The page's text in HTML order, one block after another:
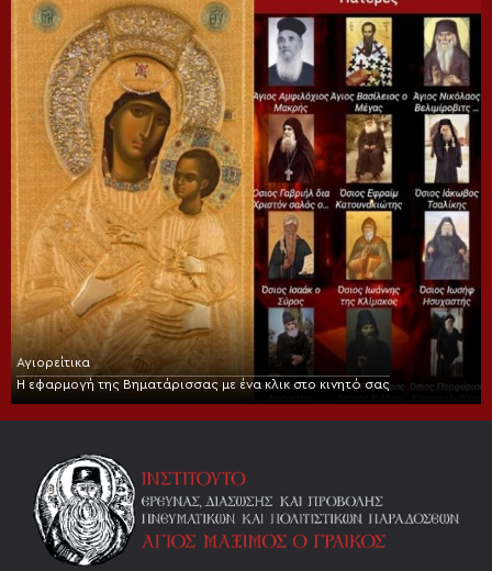
Αγιορείτικα
Η εφαρμογή της Βηματάρισσας με ένα κλικ στο κινητό σας